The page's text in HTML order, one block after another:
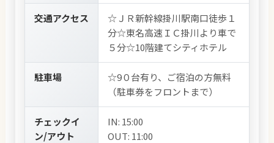
交通アクセス
☆ＪＲ新幹線掛川駅南口徒歩１
分☆東名高速ＩＣ掛川より車で
５分☆10階建てシティホテル
駐車場
☆9０台有り、ご宿泊の方無料
（駐車券をフロントまで）
チェックイ
ン/アウト
IN: 15:00
OUT: 11:00